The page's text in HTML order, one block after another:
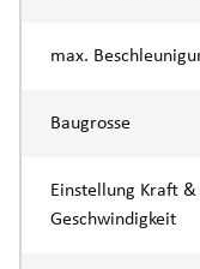
max.
Baugrosse
Einstellung Kraft &
Geschwindigkeit